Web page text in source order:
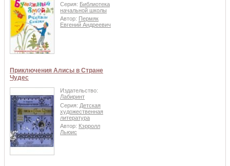
Серия: Библиотека
начальной школы
Автор: Пермяк
Евгений Андреевич
Приключения Алисы в Стране
Чудес
Издательство:
Лабиринт
Серия: Детская
художественная
литература
Автор: Кэрролл
Льюис